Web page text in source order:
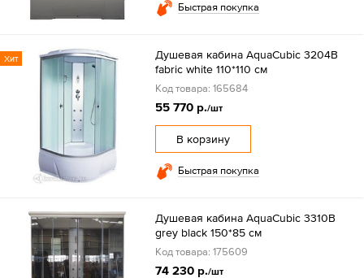
Быстрая покупка
Хит
Душевая кабина AquaCubic 3204B
fabric white 110*110 см
Код товара: 165684
55 770 р./шт
В корзину
Быстрая покупка
Душевая кабина AquaCubic 3310B
grey black 150*85 см
Код товара: 175609
74 230 р./шт